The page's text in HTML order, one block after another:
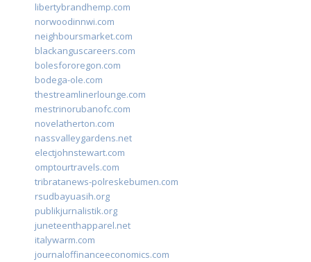
libertybrandhemp.com
norwoodinnwi.com
neighboursmarket.com
blackanguscareers.com
bolesfororegon.com
bodega-ole.com
thestreamlinerlounge.com
mestrinorubanofc.com
novelatherton.com
nassvalleygardens.net
electjohnstewart.com
omptourtravels.com
tribratanews-polreskebumen.com
rsudbayuasih.org
publikjurnalistik.org
juneteenthapparel.net
italywarm.com
journaloffinanceeconomics.com